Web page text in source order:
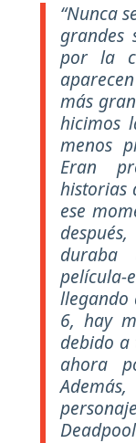
“Nunca
grandes
por la
más
hicimos
menos
Eran
historias
ese
duraba
película-
llegando
6, hay
debido a
ahora